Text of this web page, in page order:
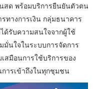
สด พร้อมบริการยืนยันตัวตน
ทางการเงิน กลุ่มธนาคาร
รับความสนใจจากผู้ใช้
มั่นใจในระบบการจัดการ
สมือนการใช้บริการของ
การเข้าถึงในทุกชุมชน